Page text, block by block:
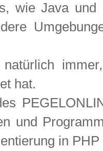
wie Java
natürlich
hat.
und
in